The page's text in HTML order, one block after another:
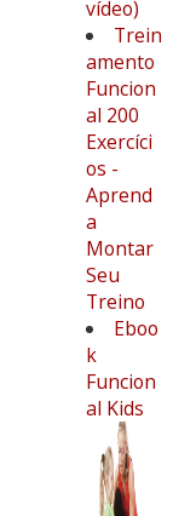
vídeo)
Trein
amento
Funcion
al 200
Exercíci
os -
Aprend
a
Montar
Seu
Treino
Eboo
k
Funcion
al Kids